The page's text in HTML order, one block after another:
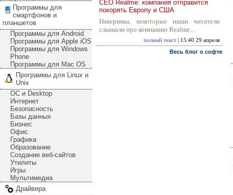
Программы для
смартфонов и
планшетов
Программы для Android
Программы для Apple iOS
Программы для Windows
Phone
Программы для Mac OS
Программы для Linux и
Unix
ОС и Desktop
Интернет
Безопасность
Базы данных
Бизнес
Офис
Графика
Образование
Создание веб-сайтов
Утилиты
Игры
Мультимедиа
Драйвера
CEO Realme: компания отправится
покорять Европу и США
Наверняка, некоторые наши читатели
слышали про компанию Realme...
полный текст | 15:40 29 апреля
Весь блог о софте